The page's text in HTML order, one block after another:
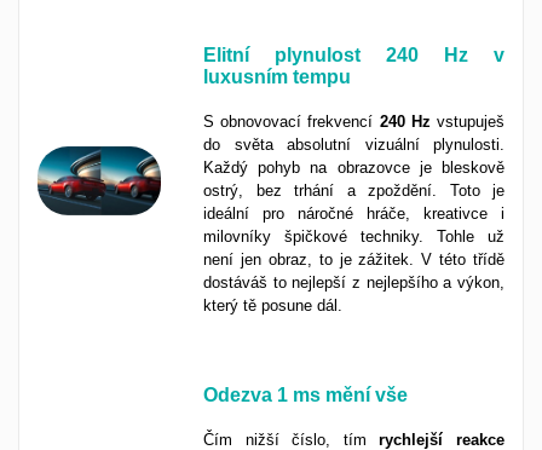
Elitní plynulost 240 Hz v
luxusním tempu
S obnovovací frekvencí 240 Hz vstupuješ
do světa absolutní vizuální plynulosti.
Každý pohyb na obrazovce je bleskově
ostrý, bez trhání a zpoždění. Toto je
ideální pro náročné hráče, kreativce i
milovníky špičkové techniky. Tohle už
není jen obraz, to je zážitek. V této třídě
dostáváš to nejlepší z nejlepšího a výkon,
který tě posune dál.
Odezva 1 ms mění vše
Čím nižší číslo, tímrychlejší
reakce